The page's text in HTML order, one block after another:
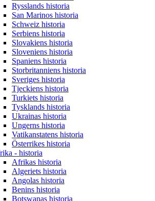
Rysslands historia
San Marinos historia
Schweiz historia
Serbiens historia
Slovakiens historia
Sloveniens historia
Spaniens historia
Storbritanniens historia
Sveriges historia
Tjeckiens historia
Turkiets historia
Tysklands historia
Ukrainas historia
Ungerns historia
Vatikanstatens historia
Österrikes historia
- historia
Afrikas historia
Algeriets historia
Angolas historia
Benins historia
Botswanas historia